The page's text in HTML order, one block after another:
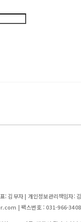
: 김부자 | 개인정보관리책임자:
| 팩스번호 : 031-966-3408